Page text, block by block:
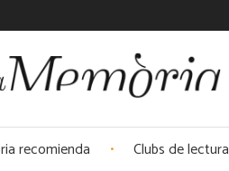
recomienda Clubs de lectura